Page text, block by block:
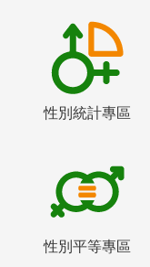
性別統計專區
性別平等專區